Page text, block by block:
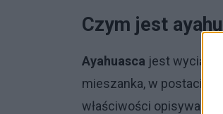
Czym jest
Ayahuasca jest
mieszanka, w postaci
właściwości opisywane